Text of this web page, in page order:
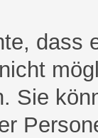
dass
Sie